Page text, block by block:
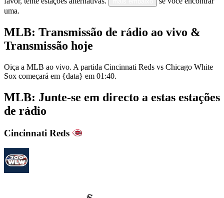
uma.
MLB: Transmissão de rádio ao vivo &
Transmissão hoje
Oiça a MLB ao vivo. A partida Cincinnati Reds vs Chicago White
Sox começará em {data} em 01:40.
MLB: Junte-se em directo a estas estações
de rádio
Cincinnati Reds